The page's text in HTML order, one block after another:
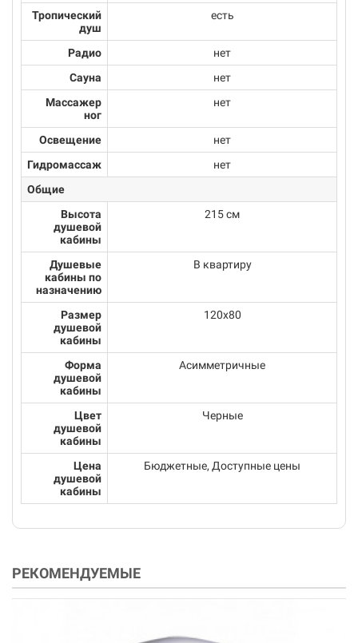
Тропический
душ
есть
Радио
нет
Сауна
нет
Массажер
ног
нет
Освещение
нет
Гидромассаж
нет
Общие
Высота
душевой
кабины
215 см
Душевые
кабины по
назначению
В квартиру
Размер
душевой
кабины
120x80
Форма
душевой
кабины
Асимметричные
Цвет
душевой
кабины
Черные
Цена
душевой
кабины
Бюджетные, Доступные цены
РЕКОМЕНДУЕМЫЕ